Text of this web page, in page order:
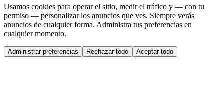
Usamos cookies para operar el sitio, medir el tráfico y — con tu
permiso — personalizar los anuncios que ves. Siempre verás
anuncios de cualquier forma. Administra tus preferencias en
cualquier momento.
Administrar preferencias Rechazar todo Aceptar todo